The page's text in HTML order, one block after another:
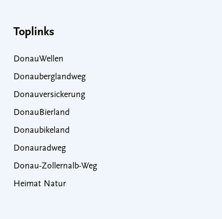
Toplinks
DonauWellen
Donauberglandweg
Donauversickerung
DonauBierland
Donaubikeland
Donauradweg
Donau-Zollernalb-Weg
Heimat Natur